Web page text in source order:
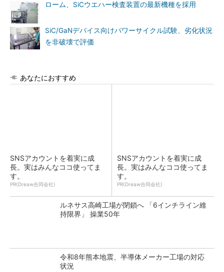
ローム、SiCウエハー検査装置の最新機種を採用
SiC/GaNデバイス向けパワーサイクル試験、劣化状況
を非破壊で評価
あなたにおすすめ
SNSアカウントを着実に成
長。実はみんなココ使ってま
す。
PR(Dreaw合同会社)
SNSアカウントを着実に成
長。実はみんなココ使ってま
す。
PR(Dreaw合同会社)
ルネサス高崎工場が閉鎖へ 「6インチライン維
持限界」 操業50年
令和8年熊本地震、半導体メーカー工場の対応
状況